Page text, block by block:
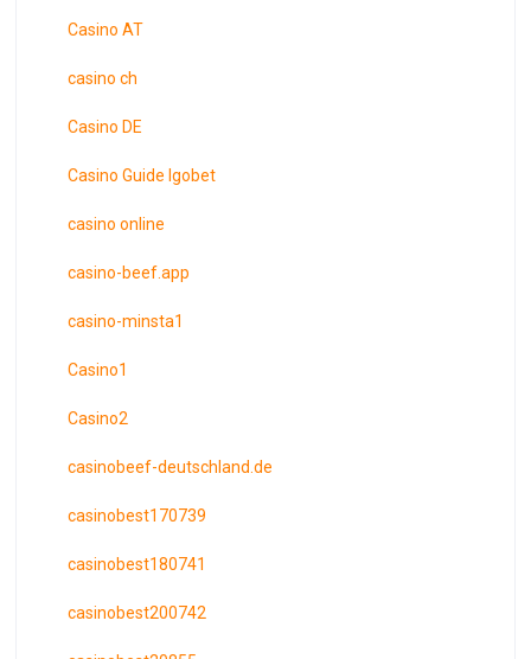
Casino AT
casino ch
Casino DE
Casino Guide Igobet
casino online
casino-beef.app
casino-minsta1
Casino1
Casino2
casinobeef-deutschland.de
casinobest170739
casinobest180741
casinobest200742